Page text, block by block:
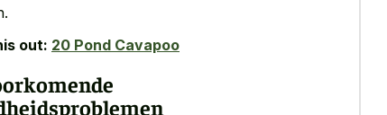
out: 20 Pond Cavapoo